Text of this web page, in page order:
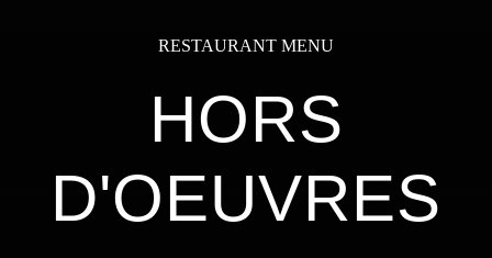
RESTAURANT MENU
HORS
D'OEUVRES